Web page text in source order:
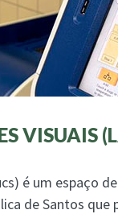
VISUAIS
é um espaço
de Santos que